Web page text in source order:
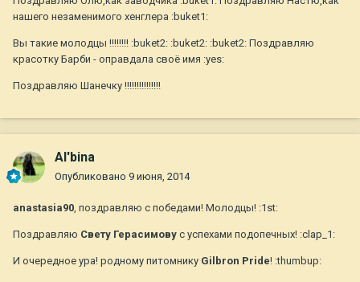
нашего незаменимого хенглера :buket1:
Вы такие молодцы !!!!!!!! :buket2: :buket2: :buket2: Поздравляю
красотку Барби - оправдала своё имя :yes:
Поздравляю Шанечку !!!!!!!!!!!!!!!
Al'bina
Опубликовано 9 июня, 2014
anastasia90, поздравляю с победами! Молодцы! :1st:
Поздравляю Свету Герасимову с успехами подопечных! :clap_1:
И очередное ура! родному питомнику Gilbron Pride! :thumbup: